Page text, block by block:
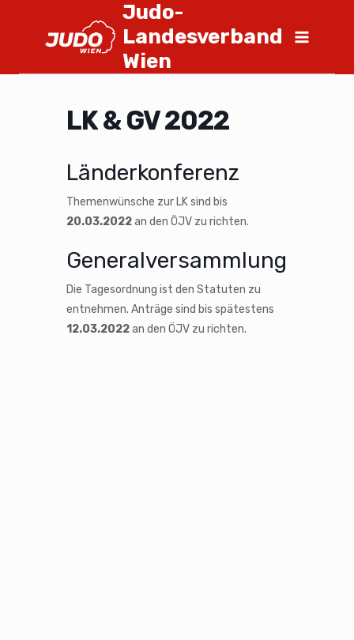
Judo-
Landesverband
Wien
LK & GV 2022
Länderkonferenz
Themenwünsche zur LK sind bis
20.03.2022an den ÖJV zu richten.
Generalversammlung
Die Tagesordnung ist den Statuten zu
entnehmen. Anträge sind bis spätestens
12.03.2022an den ÖJV zu richten.